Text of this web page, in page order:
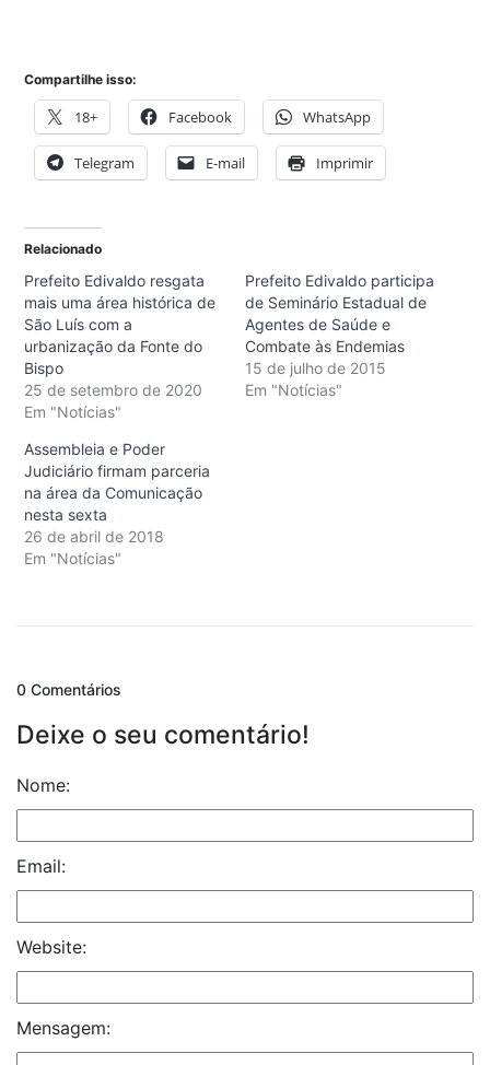
Compartilhe isso:
18+ Facebook WhatsApp
Telegram E-mail Imprimir
Relacionado
Prefeito Edivaldo resgata
mais uma área histórica de
São Luís com a
urbanização da Fonte do
Bispo
25 de setembro de 2020
Em "Notícias"
Prefeito Edivaldo participa
de Seminário Estadual de
Agentes de Saúde e
Combate às Endemias
15 de julho de 2015
Em "Notícias"
Assembleia e Poder
Judiciário firmam parceria
na área da Comunicação
nesta sexta
26 de abril de 2018
Em "Notícias"
0 Comentários
Deixe o seu comentário!
Nome:
Email:
Website:
Mensagem: